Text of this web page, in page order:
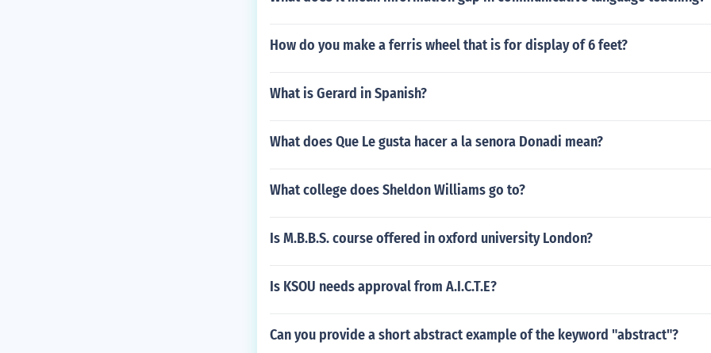
How do you make a ferris wheel that is for display of 6 feet?
What is Gerard in Spanish?
What does Que Le gusta hacer a la senora Donadi mean?
What college does Sheldon Williams go to?
Is M.B.B.S. course offered in oxford university London?
Is KSOU needs approval from A.I.C.T.E?
Can you provide a short abstract example of the keyword "abstract"?